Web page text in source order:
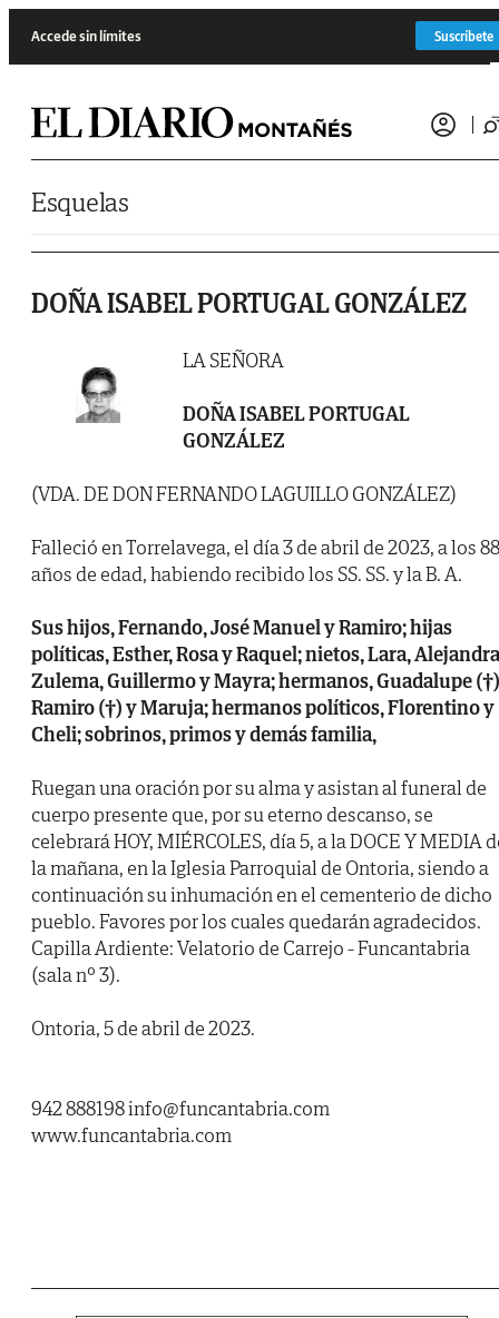
Accede sin límites Suscríbete
Esquelas
DOÑA ISABEL PORTUGAL GONZÁLEZ
LA SEÑORA
DOÑA ISABEL PORTUGAL
GONZÁLEZ
(VDA. DE DON FERNANDO LAGUILLO GONZÁLEZ)
Falleció en Torrelavega, el día 3 de abril de 2023, a los 88
años de edad, habiendo recibido los SS. SS. y la B. A.
Sus hijos, Fernando, José Manuel y Ramiro; hijas
políticas, Esther, Rosa y Raquel; nietos, Lara,
Zulema, Guillermo y Mayra; hermanos, Guadalupe
Ramiro (†) y Maruja; hermanos políticos, Florentino y
Cheli; sobrinos, primos y demás familia,
Ruegan una oración por su alma y asistan al funeral de
cuerpo presente que, por su eterno descanso, se
celebrará HOY, MIÉRCOLES, día 5, a la DOCE Y MEDIA
la mañana, en la Iglesia Parroquial de Ontoria, siendo a
continuación su inhumación en el cementerio de dicho
pueblo. Favores por los cuales quedarán agradecidos.
Capilla Ardiente: Velatorio de Carrejo - Funcantabria
(sala nº 3).
Ontoria, 5 de abril de 2023.
942 888198 info@funcantabria.com
www.funcantabria.com